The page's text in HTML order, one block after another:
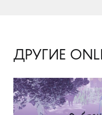
ДРУГИЕ